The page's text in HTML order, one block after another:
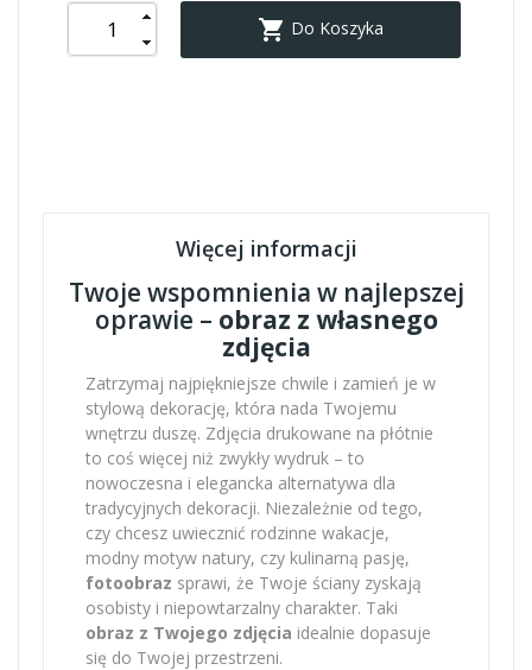
 Do Koszyka
Więcej informacji
Twoje wspomnienia w najlepszej
oprawie – obraz z własnego
zdjęcia
Zatrzymaj najpiękniejsze chwile i zamień je w
stylową dekorację, która nada Twojemu
wnętrzu duszę. Zdjęcia drukowane na płótnie
to coś więcej niż zwykły wydruk – to
nowoczesna i elegancka alternatywa dla
tradycyjnych dekoracji. Niezależnie od tego,
czy chcesz uwiecznić rodzinne wakacje,
modny motyw natury, czy kulinarną pasję,
fotoobraz sprawi, że Twoje ściany zyskają
osobisty i niepowtarzalny charakter. Taki
obraz z Twojego zdjęcia idealnie dopasuje
się do Twojej przestrzeni.